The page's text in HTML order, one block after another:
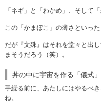
「ネギ」と「わかめ」、そして
この「かまぼこ」の薄さといっ
だが『文殊』はそれを堂々と出
まそうだろう（笑）。
丼の中に宇宙を作る「儀式」
手繰る前に、あたしにはやるべ
ね。